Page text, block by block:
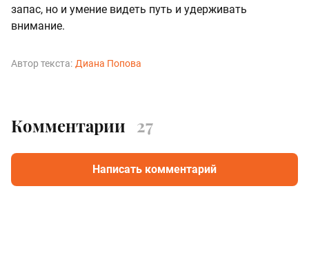
запас, но и умение видеть путь и удерживать
внимание.
Автор текста: Диана Попова
Комментарии 27
Написать комментарий